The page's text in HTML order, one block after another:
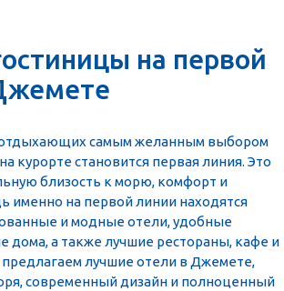
на первой
самым желанным выбором
курорте становится первая линия. Это
близость к морю, комфорт и
именно на первой линии находятся
и модные отели, удобные
дома, а также лучшие рестораны, кафе и
лучшие отели в Джемете,
современный дизайн и полноценный